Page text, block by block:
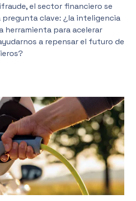
el sector financiero se
clave: ¿la inteligencia
herramienta para acelerar
a repensar el futuro de